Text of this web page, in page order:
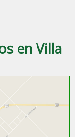
en Villa